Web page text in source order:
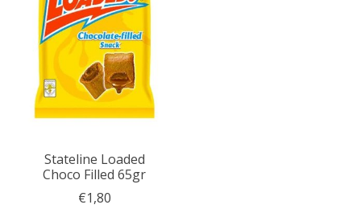
Stateline Loaded
Choco Filled 65gr
€1,80